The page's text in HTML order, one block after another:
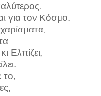
για τον Κόσμο.
Ελπίζει,
το,